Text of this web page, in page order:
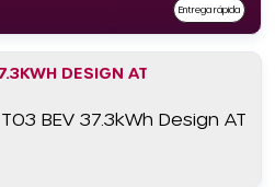
Entrega rápida
DESIGN AT